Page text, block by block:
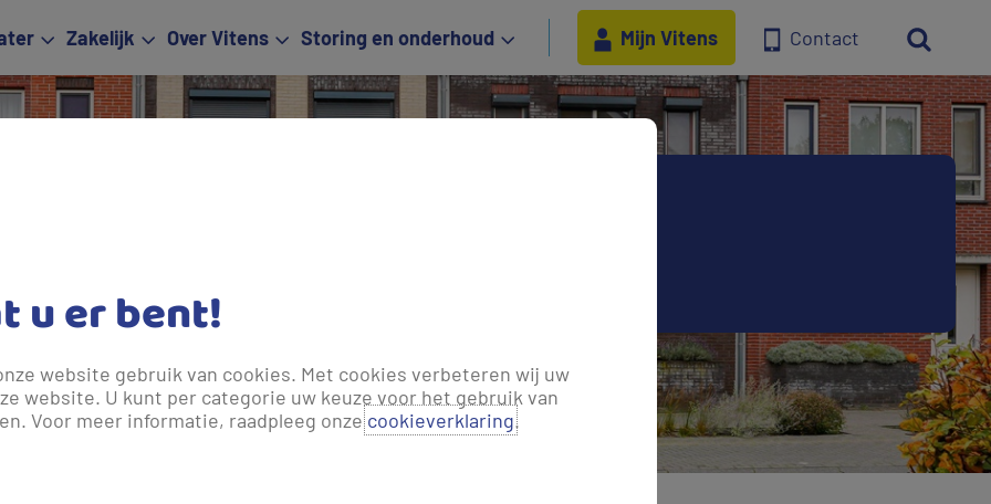
Zakelijk Over Vitens Storing en onderhoud Mijn Vitens Contact
u er bent!
website gebruik van cookies. Met cookies verbeteren wij uw
website. U kunt per categorie uw keuze voor het gebruik van
Voor meer informatie, raadpleeg onzecookieverklaring.